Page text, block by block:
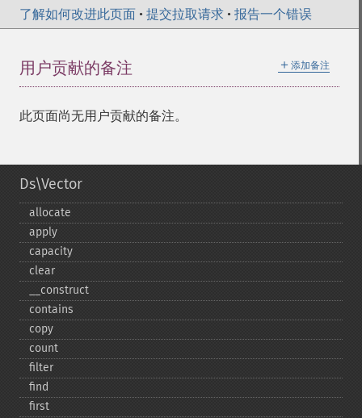
了解如何改进此页面 • 提交拉取请求 • 报告一个错误
＋ 添加备注
用户贡献的备注
此页面尚无用户贡献的备注。
Ds\Vector
allocate
apply
capacity
clear
_​_​construct
contains
copy
count
filter
find
first